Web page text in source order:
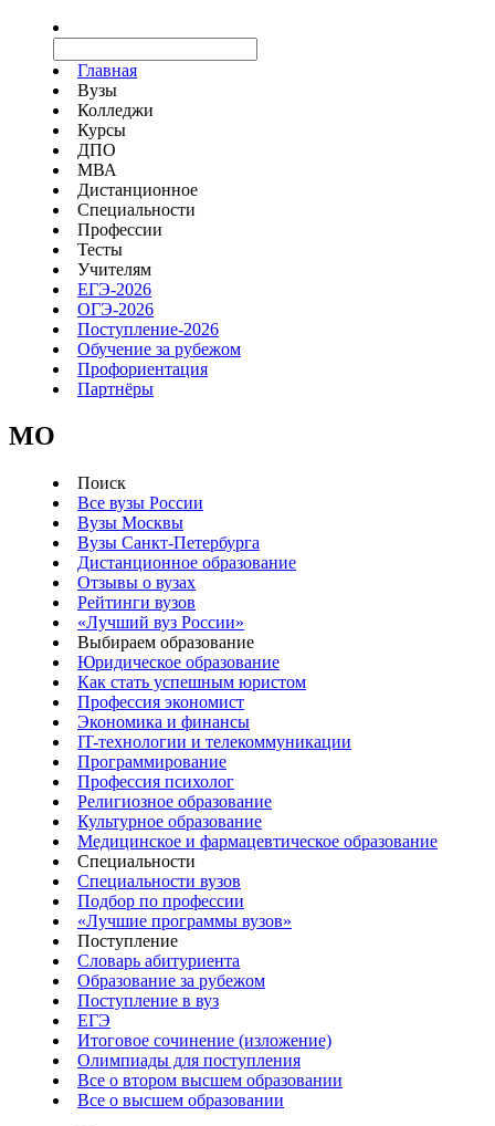
Главная
Вузы
Колледжи
Курсы
ДПО
МВА
Дистанционное
Специальности
Профессии
Тесты
Учителям
ЕГЭ-2026
ОГЭ-2026
Поступление-2026
Обучение за рубежом
Профориентация
Партнёры
MO
Поиск
Все вузы России
Вузы Москвы
Вузы Санкт-Петербурга
Дистанционное образование
Отзывы о вузах
Рейтинги вузов
«Лучший вуз России»
Выбираем образование
Юридическое образование
Как стать успешным юристом
Профессия экономист
Экономика и финансы
IT-технологии и телекоммуникации
Программирование
Профессия психолог
Религиозное образование
Культурное образование
Медицинское и фармацевтическое образование
Специальности
Специальности вузов
Подбор по профессии
«Лучшие программы вузов»
Поступление
Словарь абитуриента
Образование за рубежом
Поступление в вуз
ЕГЭ
Итоговое сочинение (изложение)
Олимпиады для поступления
Все о втором высшем образовании
Все о высшем образовании